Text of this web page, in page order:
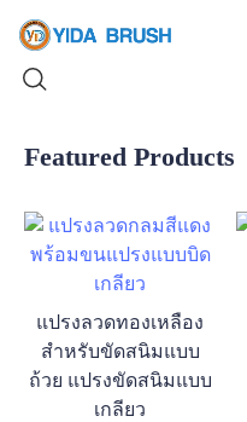
Featured Products
แปรงลวดทองเหลือง
สำหรับขัดสนิมแบบ
ถ้วย แปรงขัดสนิมแบบ
เกลียว
Products
Videos